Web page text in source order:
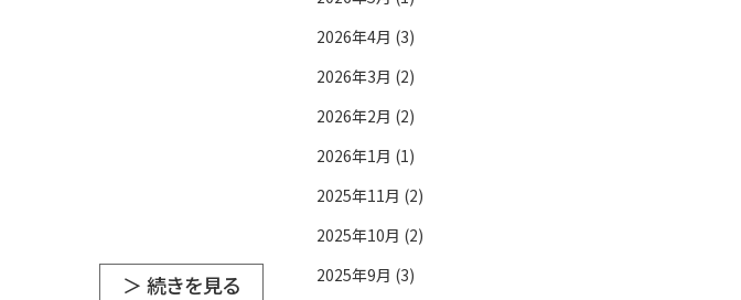
2026年4月 (3)
2026年3月 (2)
2026年2月 (2)
2026年1月 (1)
2025年11月 (2)
2025年10月 (2)
2025年9月 (3)
＞ 続きを見る